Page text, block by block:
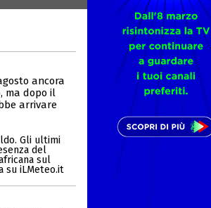
ancora
ma dopo il
arrivare
Gli ultimi
del
sul
su iLMeteo.it